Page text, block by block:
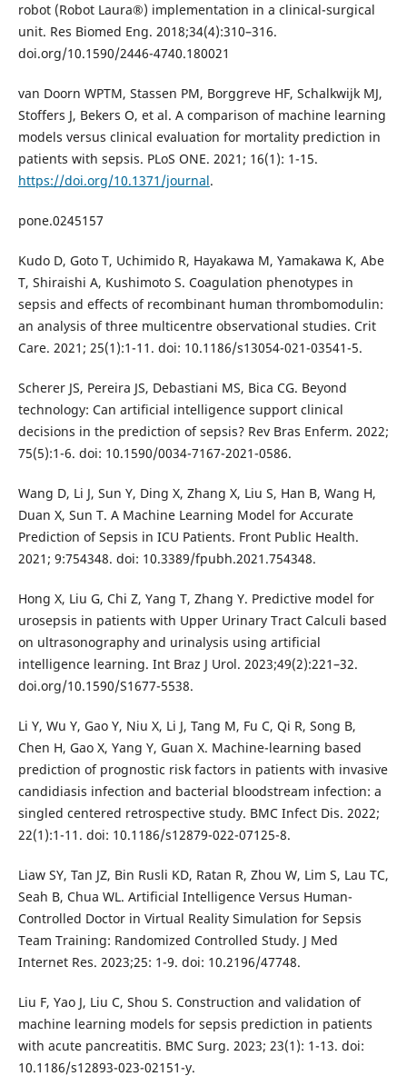
robot (Robot Laura®) implementation in a clinical-surgical
unit. Res Biomed Eng. 2018;34(4):310–316.
doi.org/10.1590/2446-4740.180021
van Doorn WPTM, Stassen PM, Borggreve HF, Schalkwijk MJ,
Stoffers J, Bekers O, et al. A comparison of machine learning
models versus clinical evaluation for mortality prediction in
patients with sepsis. PLoS ONE. 2021; 16(1): 1-15.
https://doi.org/10.1371/journal.
pone.0245157
Kudo D, Goto T, Uchimido R, Hayakawa M, Yamakawa K, Abe
T, Shiraishi A, Kushimoto S. Coagulation phenotypes in
sepsis and effects of recombinant human thrombomodulin:
an analysis of three multicentre observational studies. Crit
Care. 2021; 25(1):1-11. doi: 10.1186/s13054-021-03541-5.
Scherer JS, Pereira JS, Debastiani MS, Bica CG. Beyond
technology: Can artificial intelligence support clinical
decisions in the prediction of sepsis? Rev Bras Enferm. 2022;
75(5):1-6. doi: 10.1590/0034-7167-2021-0586.
Wang D, Li J, Sun Y, Ding X, Zhang X, Liu S, Han B, Wang H,
Duan X, Sun T. A Machine Learning Model for Accurate
Prediction of Sepsis in ICU Patients. Front Public Health.
2021; 9:754348. doi: 10.3389/fpubh.2021.754348.
Hong X, Liu G, Chi Z, Yang T, Zhang Y. Predictive model for
urosepsis in patients with Upper Urinary Tract Calculi based
on ultrasonography and urinalysis using artificial
intelligence learning. Int Braz J Urol. 2023;49(2):221–32.
doi.org/10.1590/S1677-5538.
Li Y, Wu Y, Gao Y, Niu X, Li J, Tang M, Fu C, Qi R, Song B,
Chen H, Gao X, Yang Y, Guan X. Machine-learning based
prediction of prognostic risk factors in patients with invasive
candidiasis infection and bacterial bloodstream infection: a
singled centered retrospective study. BMC Infect Dis. 2022;
22(1):1-11. doi: 10.1186/s12879-022-07125-8.
Liaw SY, Tan JZ, Bin Rusli KD, Ratan R, Zhou W, Lim S, Lau TC,
Seah B, Chua WL. Artificial Intelligence Versus Human-
Controlled Doctor in Virtual Reality Simulation for Sepsis
Team Training: Randomized Controlled Study. J Med
Internet Res. 2023;25: 1-9. doi: 10.2196/47748.
Liu F, Yao J, Liu C, Shou S. Construction and validation of
machine learning models for sepsis prediction in patients
with acute pancreatitis. BMC Surg. 2023; 23(1): 1-13. doi:
10.1186/s12893-023-02151-y.